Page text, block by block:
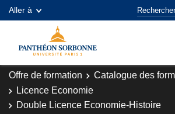
Aller à
Offre de formation Catalogue des
Licence Economie
Double Licence Economie-Histoire